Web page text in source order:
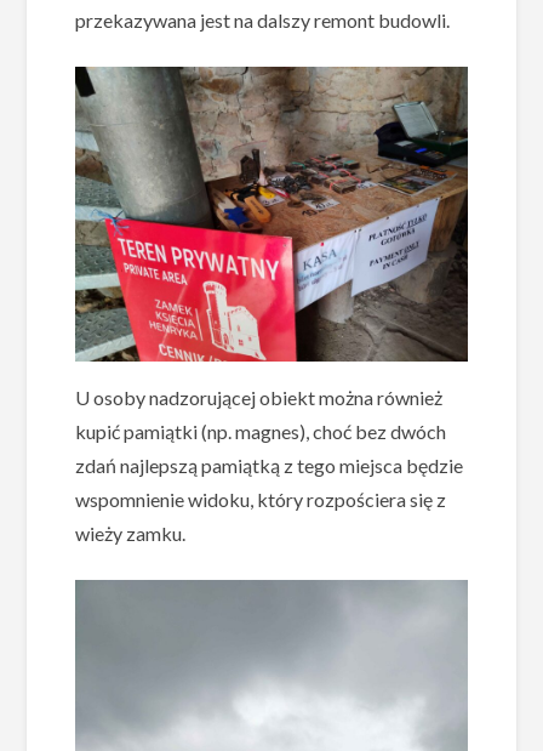
przekazywana jest na dalszy remont budowli.
U osoby nadzorującej obiekt można również
kupić pamiątki (np. magnes), choć bez dwóch
zdań najlepszą pamiątką z tego miejsca będzie
wspomnienie widoku, który rozpościera się z
wieży zamku.